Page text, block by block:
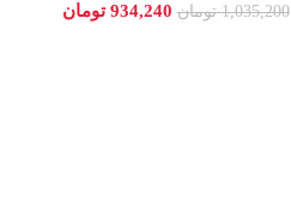
1,035,200 تومان 934,240 تومان